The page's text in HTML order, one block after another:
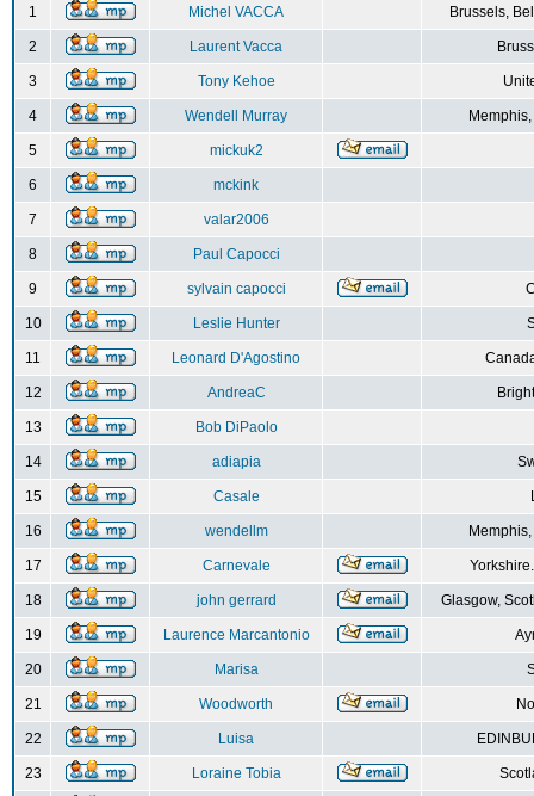
1 Michel VACCA Brussels,
2 Laurent Vacca
3 Tony Kehoe
4 Wendell Murray
5 mickuk2
6 mckink
7 valar2006
8 Paul Capocci
9 sylvain capocci
10 Leslie Hunter
11 Leonard D'Agostino
12 AndreaC
13 Bob DiPaolo
14 adiapia
15 Casale
16 wendellm
17 Carnevale
18 john gerrard Glasgow,
19 Laurence Marcantonio
20 Marisa
21 Woodworth
22 Luisa
23 Loraine Tobia